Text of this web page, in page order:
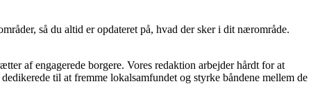
så du altid er opdateret på, hvad der sker i dit nærområde.
af engagerede borgere. Vores redaktion arbejder hårdt for at
til at fremme lokalsamfundet og styrke båndene mellem de